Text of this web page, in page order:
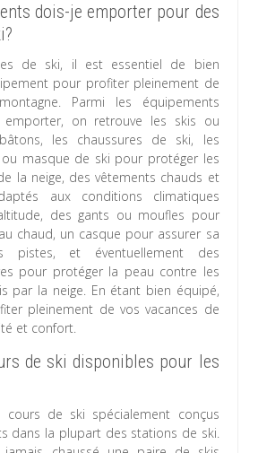
dois-je emporter pour des
de ski, il est essentiel de bien
pour profiter pleinement de
Parmi les équipements
emporter, on retrouve les skis ou
les chaussures de ski, les
masque de ski pour protéger les
la neige, des vêtements chauds et
aux conditions climatiques
des gants ou moufles pour
chaud, un casque pour assurer sa
pistes, et éventuellement des
pour protéger la peau contre les
par la neige. En étant bien équipé,
pleinement de vos vacances de
et confort.
de ski disponibles pour les
de ski spécialement conçus
dans la plupart des stations de ski.